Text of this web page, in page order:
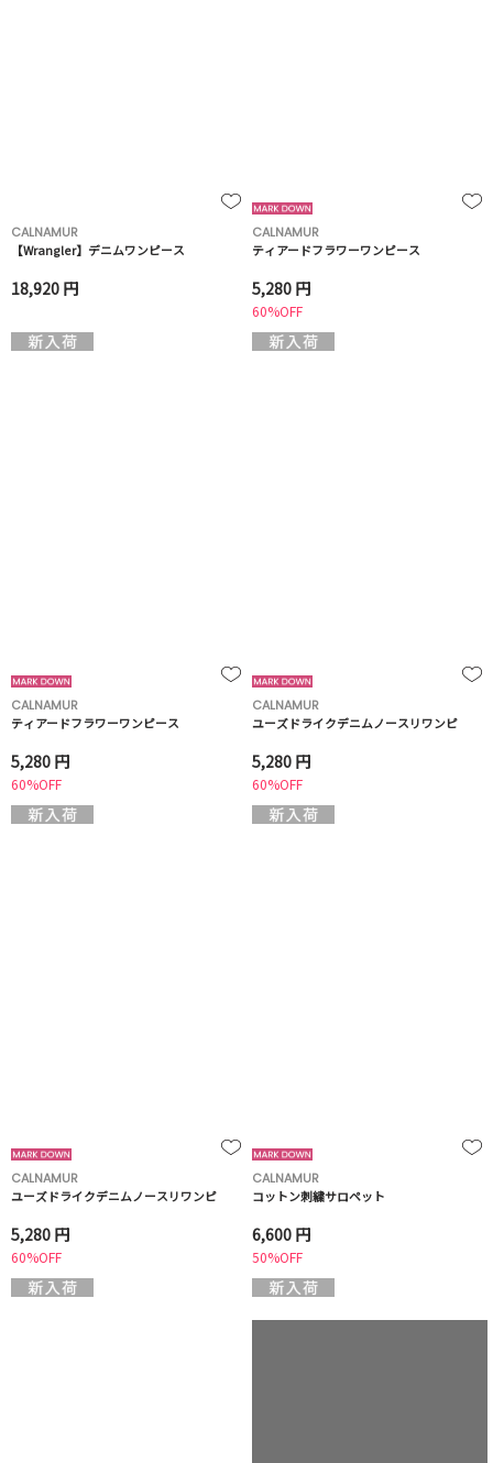
CALNAMUR
【Wrangler】デニムワンピース
18,920 円
CALNAMUR
ティアードフラワーワンピース
5,280 円
60%OFF
CALNAMUR
ティアードフラワーワンピース
5,280 円
60%OFF
CALNAMUR
ユーズドライクデニムノースリワンピ
5,280 円
60%OFF
CALNAMUR
ユーズドライクデニムノースリワンピ
5,280 円
60%OFF
CALNAMUR
コットン刺繍サロペット
6,600 円
50%OFF